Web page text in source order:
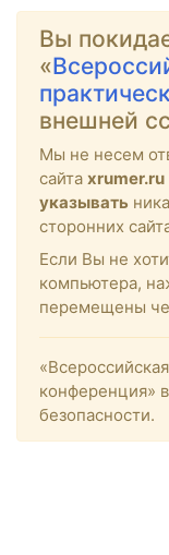
Вы
«
внешней
Мы не несем
сайта xrumer.ru
указывать
сторонних
Если Вы не
компьютера,
перемещены
конференция»
безопасности.